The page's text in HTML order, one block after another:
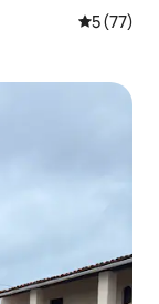
5 (77)